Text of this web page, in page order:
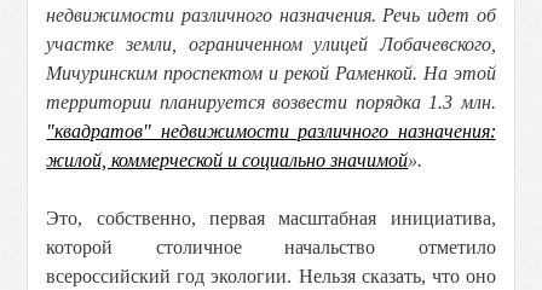
недвижимости различного назначения. Речь идет об
участке земли, ограниченном улицей Лобачевского,
Мичуринским проспектом и рекой Раменкой. На этой
территории планируется возвести порядка 1.3 млн.
"квадратов" недвижимости различного назначения:
жилой, коммерческой и социально значимой».
Это, собственно, первая масштабная инициатива,
которой столичное начальство отметило
всероссийский год экологии. Нельзя сказать, что оно